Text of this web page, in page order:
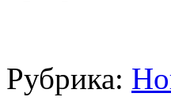
Рубрика: